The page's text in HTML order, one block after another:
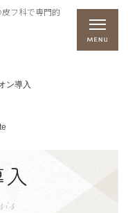
フ科で専門的
ン導入